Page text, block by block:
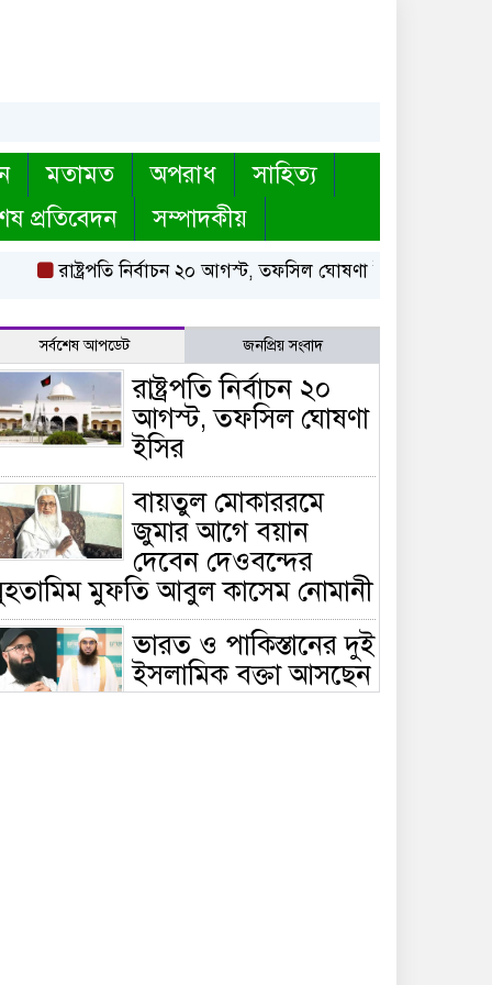
মতামত অপরাধ
সাহিত্য
প্রতিবেদন সম্পাদকীয়
রাষ্ট্রপতি নির্বাচন ২০ আগস্ট, তফসিল ঘোষণা ইসির
সর্বশেষ আপডেট জনপ্রিয় সংবাদ
রাষ্ট্রপতি নির্বাচন ২০
আগস্ট, তফসিল ঘোষণা
ইসির
বায়তুল মোকাররমে
জুমার আগে বয়ান
দেবেন দেওবন্দের
মুফতি আবুল কাসেম নোমানী
ভারত ও পাকিস্তানের দুই
ইসলামিক বক্তা আসছেন
বাংলাদেশে, ঢাকা-